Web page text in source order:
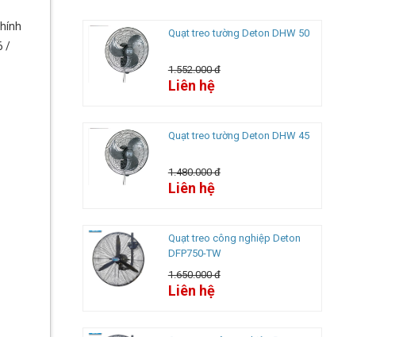
/
Quạt treo tường Deton DHW 50
1.552.000 đ
Liên hệ
Quạt treo tường Deton DHW 45
1.480.000 đ
Liên hệ
Quạt treo công nghiệp Deton
DFP750-TW
1.650.000 đ
Liên hệ